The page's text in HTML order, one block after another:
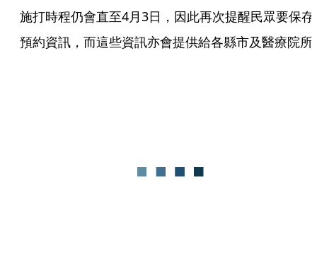
施打時程仍會直至4月3日，因此再次提醒民眾要保存
預約資訊，而這些資訊亦會提供給各縣市及醫療院所